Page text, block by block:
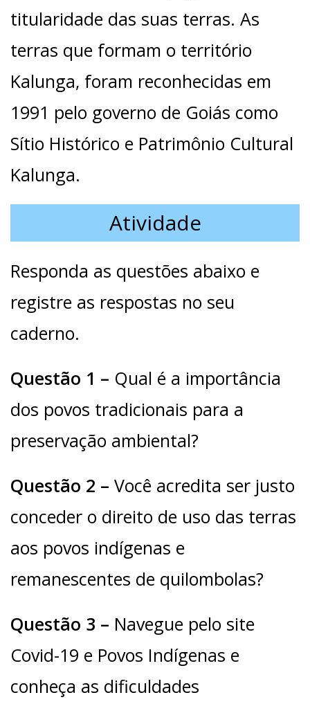
titularidade das suas terras. As
terras que formam o território
Kalunga, foram reconhecidas em
1991 pelo governo de Goiás como
Sítio Histórico e Patrimônio Cultural
Kalunga.
Atividade
Responda as questões abaixo e
registre as respostas no seu
caderno.
Questão 1 – Qual é a importância
dos povos tradicionais para a
preservação ambiental?
Questão 2 – Você acredita ser justo
conceder o direito de uso das terras
aos povos indígenas e
remanescentes de quilombolas?
Questão 3 – Navegue pelo site
Covid-19 e Povos Indígenas e
conheça as dificuldades